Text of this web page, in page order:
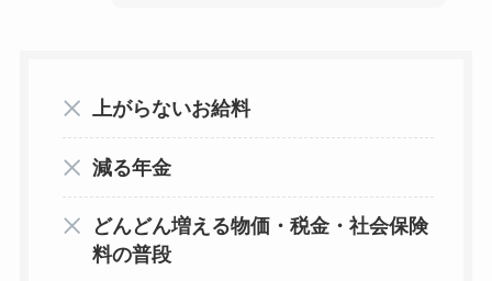
上がらないお給料
減る年金
どんどん増える物価・税金・社会保険
料の普段